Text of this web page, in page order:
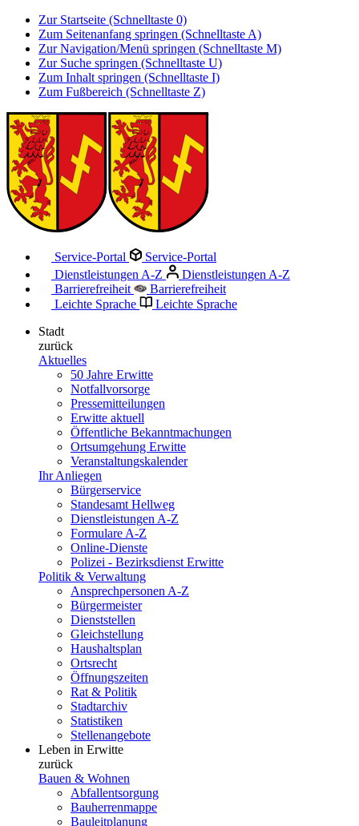
Zur Startseite (Schnelltaste 0)
Zum Seitenanfang springen (Schnelltaste A)
Zur Navigation/Menü springen (Schnelltaste M)
Zur Suche springen (Schnelltaste U)
Zum Inhalt springen (Schnelltaste I)
Zum Fußbereich (Schnelltaste Z)
Service-Portal
Service-Portal
Dienstleistungen A-Z
Dienstleistungen A-Z
Barrierefreiheit
Barrierefreiheit
Leichte Sprache
Leichte Sprache
Stadt
zurück
Aktuelles
50 Jahre Erwitte
Notfallvorsorge
Pressemitteilungen
Erwitte aktuell
Öffentliche Bekanntmachungen
Ortsumgehung Erwitte
Veranstaltungskalender
Ihr Anliegen
Bürgerservice
Standesamt Hellweg
Dienstleistungen A-Z
Formulare A-Z
Online-Dienste
Polizei - Bezirksdienst Erwitte
Politik & Verwaltung
Ansprechpersonen A-Z
Bürgermeister
Dienststellen
Gleichstellung
Haushaltsplan
Ortsrecht
Öffnungszeiten
Rat & Politik
Stadtarchiv
Statistiken
Stellenangebote
Leben in Erwitte
zurück
Bauen & Wohnen
Abfallentsorgung
Bauherrenmappe
Bauleitplanung